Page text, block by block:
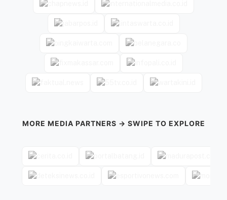
MORE MEDIA PARTNERS → SWIPE TO EXPLORE